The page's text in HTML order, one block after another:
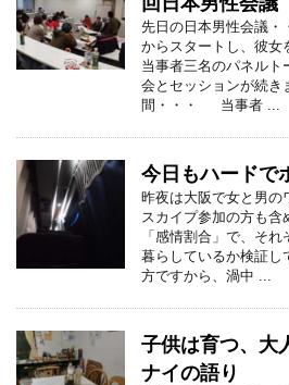
先日の日本男性会議・
からスタートし、彼女
当事者三名のパネルト
会とセッションが続き
間・・・ 当事者 ...
今日もハードで
昨夜は大阪で女と男の
スカイプ参加の方も含
「感情割合」で、そ
暮らしているか検証し
方ですから、渦中 ...
子供は育つ、大
ナイの語り